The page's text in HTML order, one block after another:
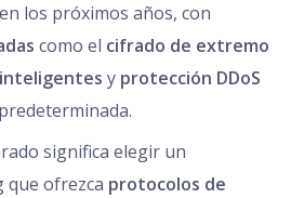
los próximos años, con
como el cifrado de extremo
y protección DDoS
significa elegir un
que ofrezca protocolos de